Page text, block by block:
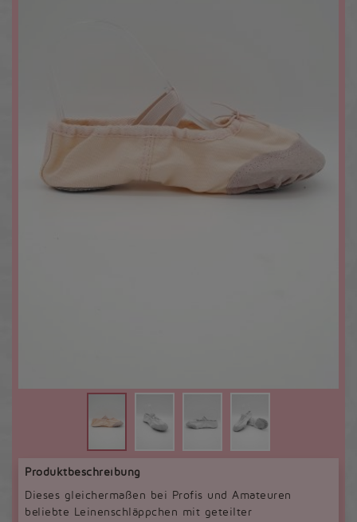
Produktbeschreibung
Dieses gleichermaßen bei Profis und Amateuren
beliebte Leinenschläppchen mit geteilter